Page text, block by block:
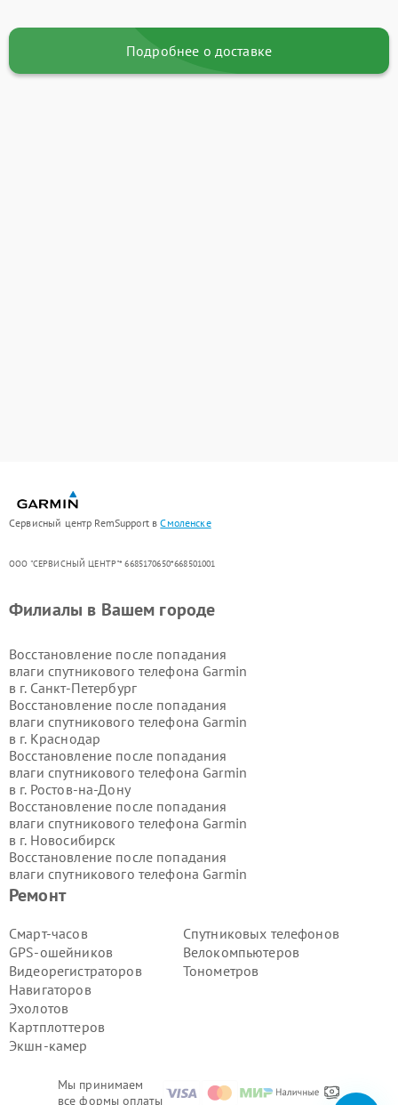
Подробнее о доставке
Сервисный центр RemSupport вСмоленске
ООО "СЕРВИСНЫЙ ЦЕНТР"* 6685170650*668501001
Мы принимаем
все формы оплаты
Ремонт
Смарт-часов
GPS-ошейников
Видеорегистраторов
Навигаторов
Эхолотов
Картплоттеров
Экшн-камер
Спутниковых телефонов
Велокомпьютеров
Тонометров
Филиалы в Вашем городе
Восстановление после попадания
влаги спутникового телефона Garmin
в г. Санкт-Петербург
Восстановление после попадания
влаги спутникового телефона Garmin
в г. Краснодар
Восстановление после попадания
влаги спутникового телефона Garmin
в г. Ростов-на-Дону
Восстановление после попадания
влаги спутникового телефона Garmin
в г. Новосибирск
Восстановление после попадания
влаги спутникового телефона Garmin
в г.Екатеринбург
Восстановление после попадания
в г.Казань
Восстановление после попадания
влаги спутникового телефона Garmin
в г.Воронеж
Восстановление после попадания
влаги спутникового телефона Garmin
в г.Волгоград
Восстановление после попадания
влаги спутникового телефона Garmin
Самара